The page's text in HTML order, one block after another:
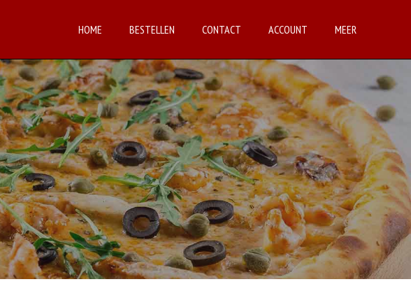
HOME BESTELLEN CONTACT ACCOUNT MEER